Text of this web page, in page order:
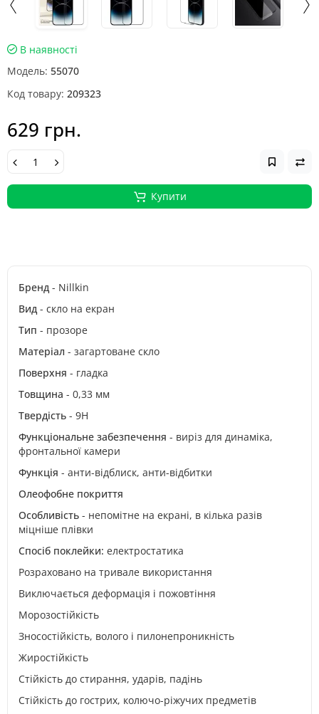
В наявності
Модель: 55070
Код товару: 209323
629 грн.
Купити
Бренд - Nillkin
Вид - скло на екран
Тип - прозоре
Матеріал - загартоване скло
Поверхня - гладка
Товщина - 0,33 мм
Твердість - 9H
Функціональне забезпечення - виріз для динаміка,
фронтальної камери
Функція - анти-відблиск, анти-відбитки
Олеофобне покриття
Особливість - непомітне на екрані, в кілька разів
міцніше плівки
Спосіб поклейки: електростатика
Розраховано на тривале використання
Виключається деформація і пожовтіння
Морозостійкість
Зносостійкість, волого і пилонепроникність
Жиростійкість
Стійкість до стирання, ударів, падінь
Стійкість до гострих, колючо-ріжучих предметів